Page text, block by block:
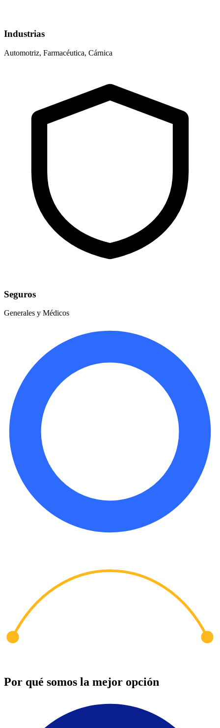
Industrias
Automotriz, Farmacéutica, Cárnica
Seguros
Generales y Médicos
Por qué somos la mejor opción